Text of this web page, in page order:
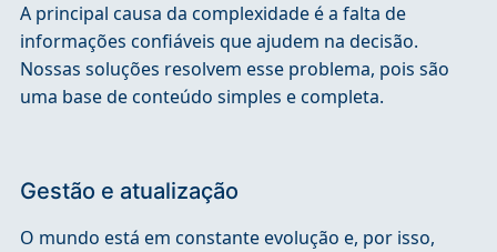
A principal causa da complexidade é a falta de
informações confiáveis que ajudem na decisão.
Nossas soluções resolvem esse problema, pois são
uma base de conteúdo simples e completa.
Gestão e atualização
O mundo está em constante evolução e, por isso,